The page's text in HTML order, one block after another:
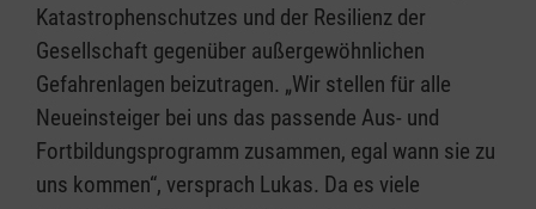
Katastrophenschutzes und der Resilienz der
Gesellschaft gegenüber außergewöhnlichen
Gefahrenlagen beizutragen. „Wir stellen für alle
Neueinsteiger bei uns das passende Aus- und
Fortbildungsprogramm zusammen, egal wann sie zu
uns kommen“, versprach Lukas. Da es viele